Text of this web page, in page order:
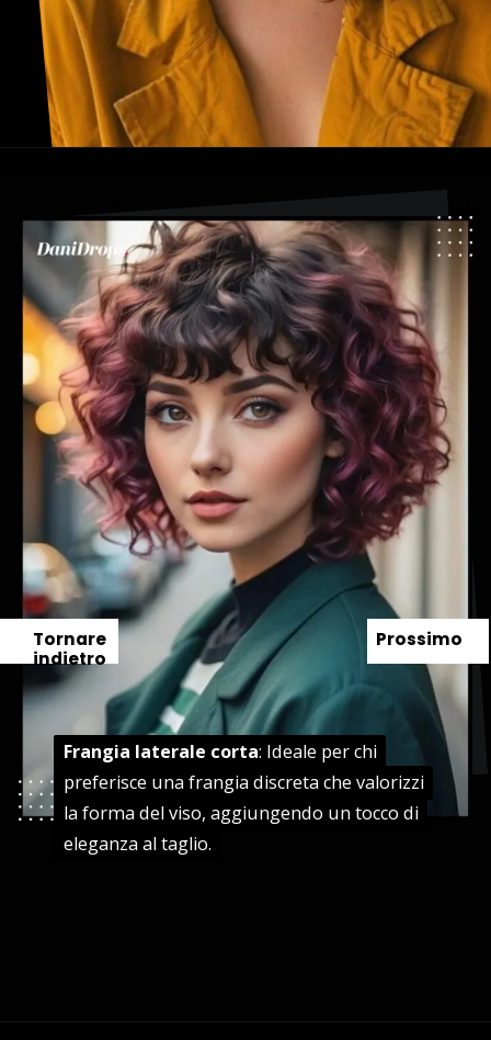
Frangia laterale corta: Ideale per chi
preferisce una frangia discreta che valorizzi
la forma del viso, aggiungendo un tocco di
eleganza al taglio.
Frangia laterale corta: Ideale per chi
preferisce una frangia discreta che valorizzi
la forma del viso, aggiungendo un tocco di
eleganza al taglio.
Prossimo
Tornare
indietro